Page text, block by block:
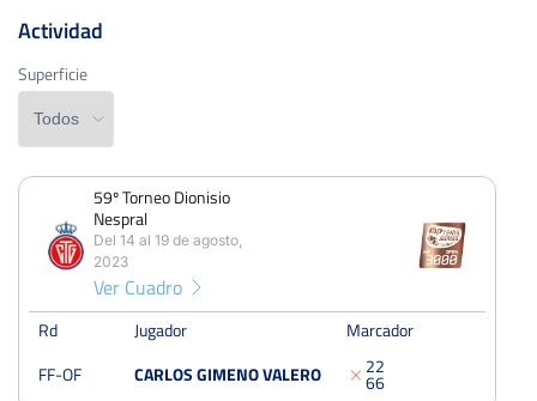
Edad
Lugar de nacimiento
Superficie
PERDIDOSPARTIDOS
2
PERDIDOS
4 6 2
JUEGOS GANADOS
30 50 20
Actividad
Superficie
59º Torneo Dionisio
Nespral
Del 14 al 19 de agosto,
2023
Ver Cuadro
Rd Jugador
Marcador
FF-OF
CARLOS GIMENO VALERO 2
6
2
6